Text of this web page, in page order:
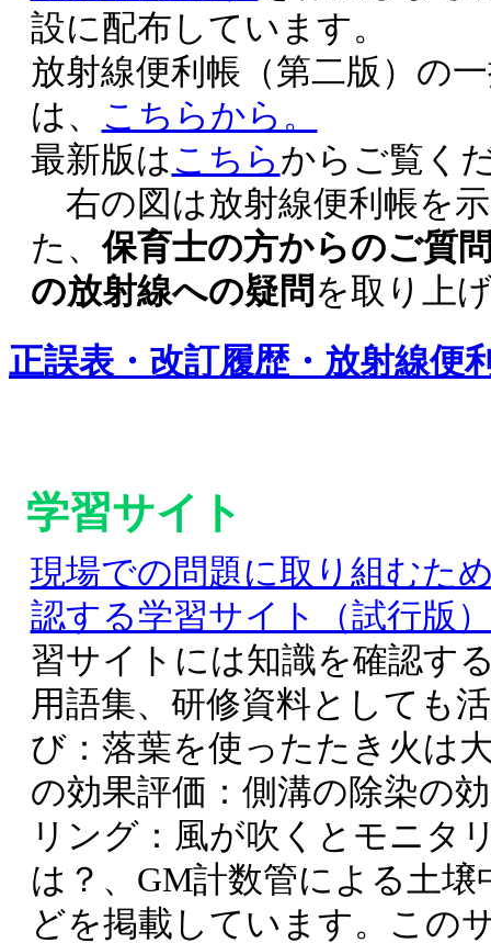
設に配布しています。
放射線便利帳（第二版）の
は、 こちらから。
最新版は こちら からご覧く
右の図は放射線便利帳を
た、保育士の方からのご質
の放射線への疑問 を取り上
正誤表・改訂履歴・放射線便
学習サイト
現場での問題に取り組むた
認する学習サイト（試行版）
習サイトには知識を確認す
用語集、研修資料としても
び：落葉を使ったたき火は
の効果評価：側溝の除染の
リング：風が吹くとモニタ
は？、GM計数管による土
どを掲載しています。この